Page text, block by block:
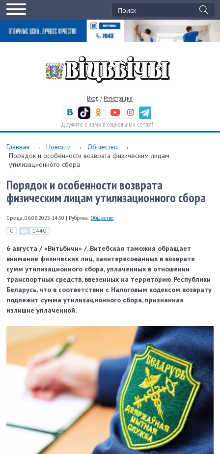
Вход / Регистрация
Дружите с нами в социальных сетях!
Главная → Новости → Общество
→
Порядок и особенности возврата физическим лицам
утилизационного сбора
Порядок и особенности возврата
физическим лицам утилизационного сбора
Среда, 06.08.2025 14:50 | Рубрика: Общество
0 1440
6 августа / «Витьбичи» /. Витебская таможня обращает
внимание физических лиц, заинтересованных в возврате
сумм утилизационного сбора, уплаченных в отношении
транспортных средств, ввезенных на территорию Республики
Беларусь, что в соответствии с Налоговым кодексом возврату
подлежит сумма утилизационного сбора, признанная
излишне уплаченной.